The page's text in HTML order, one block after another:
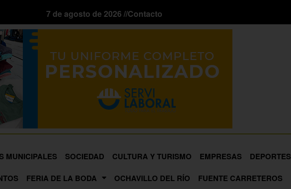
7 de agosto de 2026 //Contacto
MUNICIPALES SOCIEDAD CULTURA Y TURISMO EMPRESAS
DEPORTES
FERIA DE LA BODA OCHAVILLO DEL RÍO
FUENTE CARRETEROS